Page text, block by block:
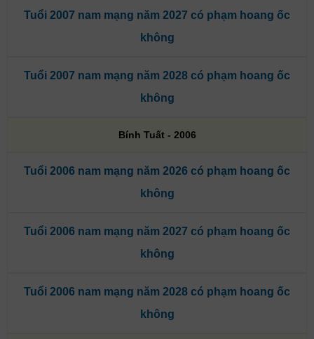
Tuổi 2007 nam mạng năm 2027 có phạm hoang ốc
không
Tuổi 2007 nam mạng năm 2028 có phạm hoang ốc
không
Bính Tuất - 2006
Tuổi 2006 nam mạng năm 2026 có phạm hoang ốc
không
Tuổi 2006 nam mạng năm 2027 có phạm hoang ốc
không
Tuổi 2006 nam mạng năm 2028 có phạm hoang ốc
không